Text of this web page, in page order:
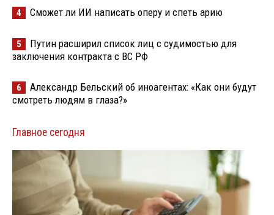
4 Сможет ли ИИ написать оперу и спеть арию
5
Путин расширил список лиц с судимостью для
заключения контракта с ВС РФ
6
Александр Бельский об иноагентах: «Как они будут
смотреть людям в глаза?»
Главное сегодня